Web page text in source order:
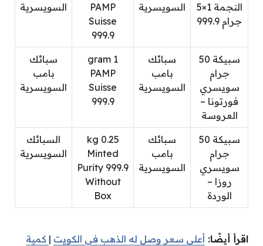
النجمة 1×5
جرام 999.9
السويسرية
PAMP
Suisse
999.9
السويسرية
سبيكة 50
جرام
سويسري
فورتونا –
العروسة
سبائك
بامب
السويسرية
1 gram
PAMP
Suisse
999.9
سبائك
بامب
السويسرية
سبيكة 50
جرام
سويسري
روزا –
الوردة
سبائك
بامب
السويسرية
0.25 kg
Minted
Purity 999.9
Without
Box
السبائك
السويسرية
اقرأ أيضًا: أعلى سعر وصل له الذهب في الكويت | كمية